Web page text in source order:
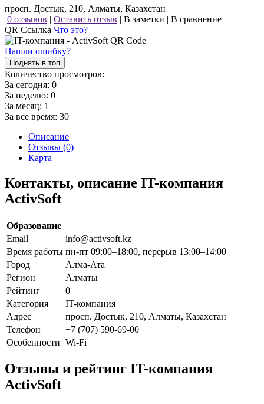
просп. Достык, 210, Алматы, Казахстан
0 отзывов | Оставить отзыв | В заметки | В сравнение
QR Ссылка Что это?
Нашли ошибку?
Поднять в топ
Количество просмотров:
За сегодня: 0
За неделю: 0
За месяц: 1
За все время: 30
Описание
Отзывы (0)
Карта
Контакты, описание IT-компания
ActivSoft
Образование
Email
info@activsoft.kz
Время работы пн-пт 09:00–18:00, перерыв 13:00–14:00
Город
Алма-Ата
Регион
Алматы
Рейтинг
0
Категория
IT-компания
Адрес
просп. Достык, 210, Алматы, Казахстан
Телефон
+7 (707) 590-69-00
Особенности Wi-Fi
Отзывы и рейтинг IT-компания
ActivSoft